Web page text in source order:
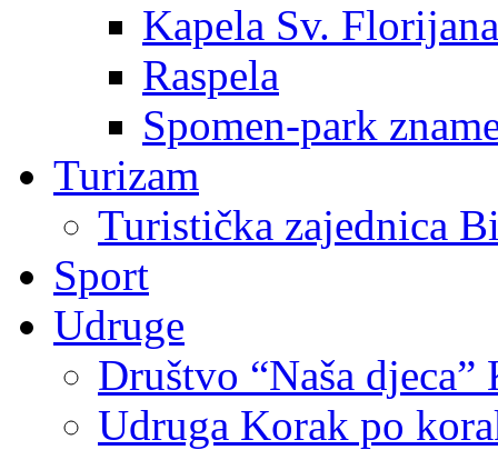
Kapela Sv. Florijana
Raspela
Spomen-park
Turizam
Turistička zajednica
Sport
Udruge
Društvo “Naša djeca”
Udruga Korak po